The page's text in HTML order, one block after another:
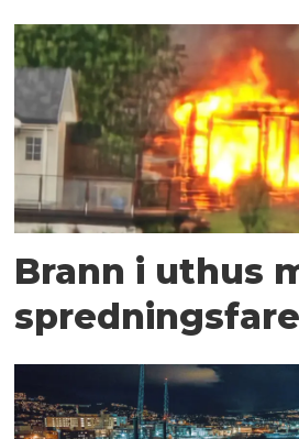
Brann i uthus
spredningsfare